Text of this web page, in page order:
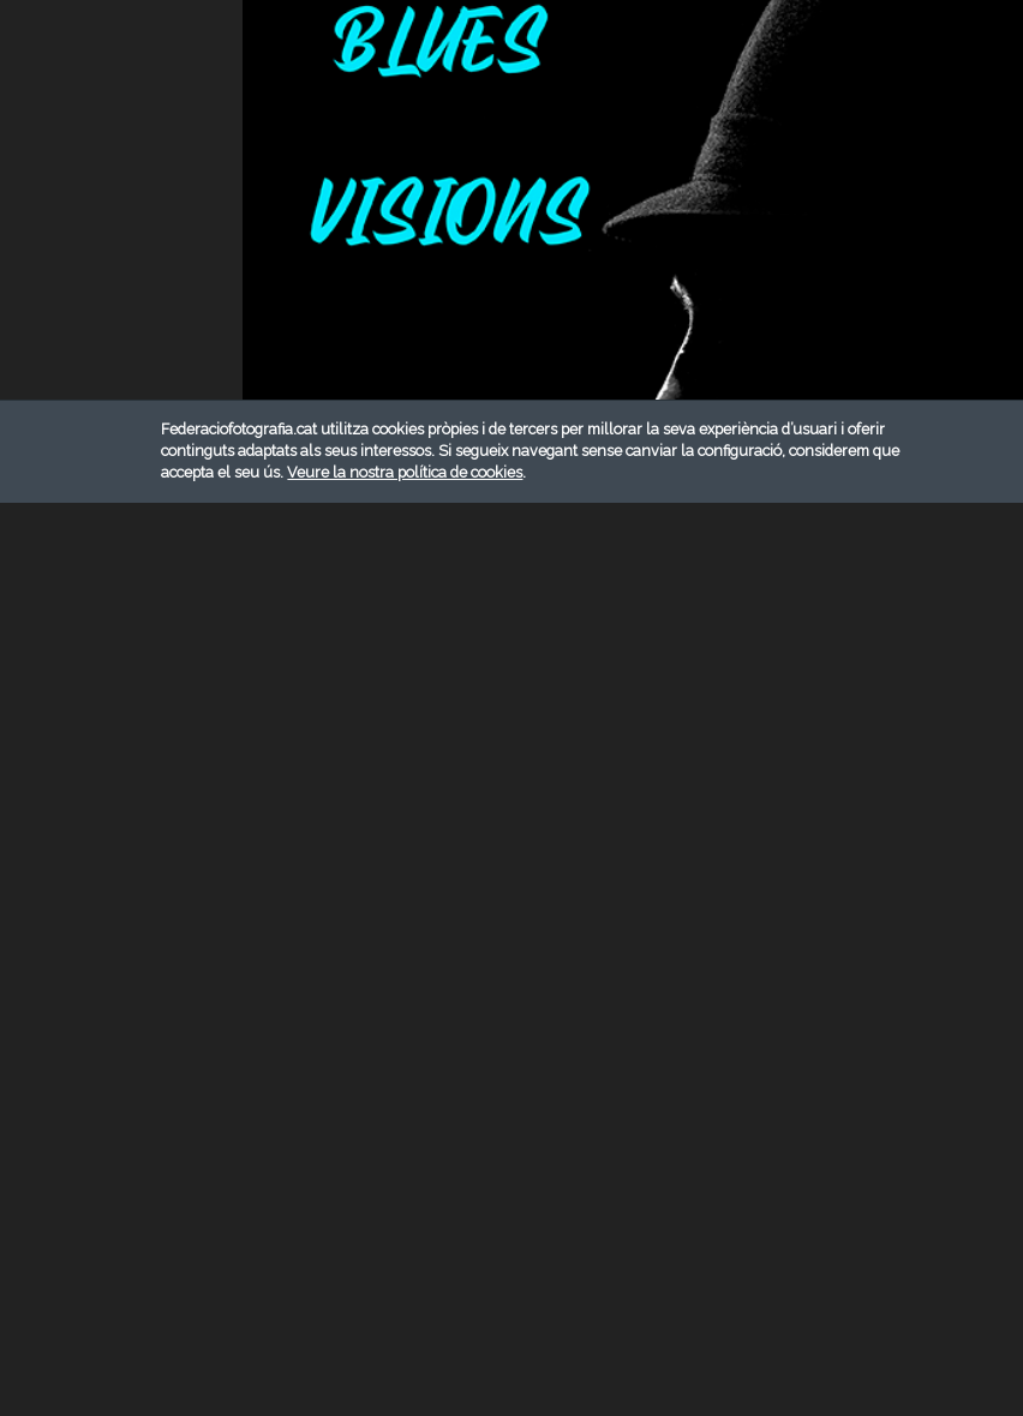
Federaciofotografia.cat utilitza cookies pròpies i de tercers per millorar la seva experiència d’usuari i oferir
continguts adaptats als seus interessos. Si segueix navegant sense canviar la configuració, considerem que
accepta el seu ús.Veure la nostra política de cookies.